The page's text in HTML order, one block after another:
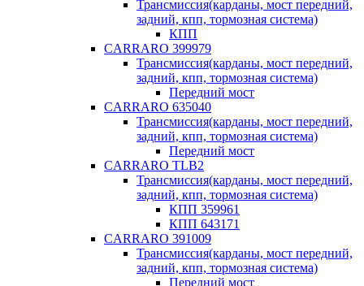
Трансмиссия(карданы, мост передний,
задний, кпп, тормозная система)
КПП
CARRARO 399979
Трансмиссия(карданы, мост передний,
задний, кпп, тормозная система)
Передний мост
CARRARO 635040
Трансмиссия(карданы, мост передний,
задний, кпп, тормозная система)
Передний мост
CARRARO TLB2
Трансмиссия(карданы, мост передний,
задний, кпп, тормозная система)
КПП 359961
КПП 643171
CARRARO 391009
Трансмиссия(карданы, мост передний,
задний, кпп, тормозная система)
Передний мост